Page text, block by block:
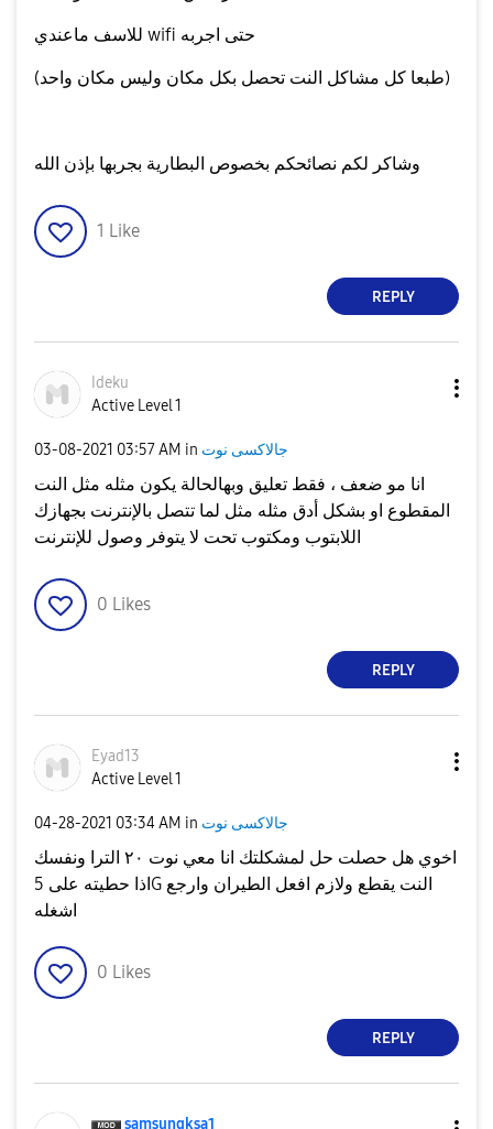
للاسف ماعندي wifi حتى اجربه
(طبعا كل مشاكل النت تحصل بكل مكان وليس مكان واحد)
وشاكر لكم نصائحكم بخصوص البطارية بجربها بإذن الله
1 Like
REPLY
Ideku
Active Level 1
‎03-08-2021 03:57 AM in جالاكسى نوت
انا مو ضعف ، فقط تعليق وبهالحالة يكون مثله مثل النت
المقطوع او بشكل أدق مثله مثل لما تتصل بالإنترنت بجهازك
0 Likes
REPLY
Eyad13
Active Level 1
‎04-28-2021 03:34 AM in جالاكسى نوت
اخوي هل حصلت حل لمشكلتك انا معي نوت ٢٠ الترا ونفسك
اذا حطيته على 5G النت يقطع ولازم افعل الطيران وارجع
اشغله
0 Likes
REPLY
samsungksa1